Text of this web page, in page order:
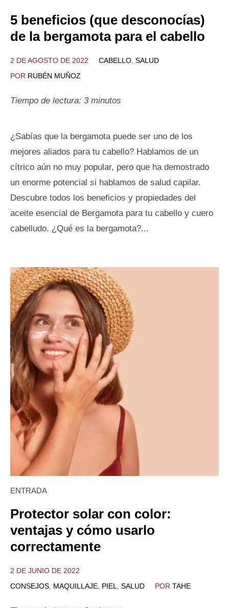
5 beneficios (que desconocías)
de la bergamota para el cabello
2 DE AGOSTO DE 2022 CABELLO, SALUD
POR RUBÉN MUÑOZ
Tiempo de lectura: 3 minutos
¿Sabías que la bergamota puede ser uno de los
mejores aliados para tu cabello? Hablamos de un
cítrico aún no muy popular, pero que ha demostrado
un enorme potencial si hablamos de salud capilar.
Descubre todos los beneficios y propiedades del
aceite esencial de Bergamota para tu cabello y cuero
cabelludo. ¿Qué es la bergamota?...
ENTRADA
Protector solar con color:
ventajas y cómo usarlo
correctamente
2 DE JUNIO DE 2022
CONSEJOS, MAQUILLAJE, PIEL, SALUD POR TAHE